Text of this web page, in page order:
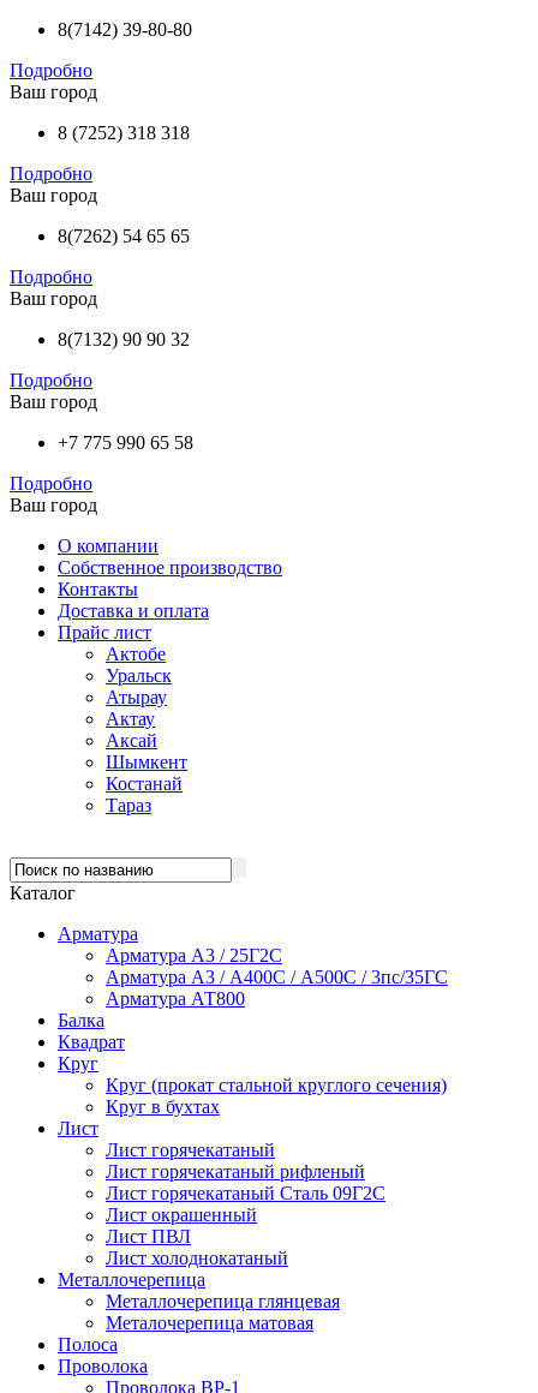
8(7142) 39-80-80
Подробно
Ваш город
8 (7252) 318 318
Подробно
Ваш город
8(7262) 54 65 65
Подробно
Ваш город
8(7132) 90 90 32
Подробно
Ваш город
+7 775 990 65 58
Подробно
Ваш город
О компании
Собственное производство
Контакты
Доставка и оплата
Прайс лист
Актобе
Уральск
Атырау
Актау
Аксай
Шымкент
Костанай
Тараз
Каталог
Арматура
Арматура А3 / 25Г2С
Арматура А3 / А400С / А500С / 3пс/35ГС
Арматура АТ800
Балка
Квадрат
Круг
Круг (прокат стальной круглого сечения)
Круг в бухтах
Лист
Лист горячекатаный
Лист горячекатаный рифленый
Лист горячекатаный Сталь 09Г2С
Лист окрашенный
Лист ПВЛ
Лист холоднокатаный
Металлочерепица
Металлочерепица глянцевая
Металочерепица матовая
Полоса
Проволока
Проволока ВР-1